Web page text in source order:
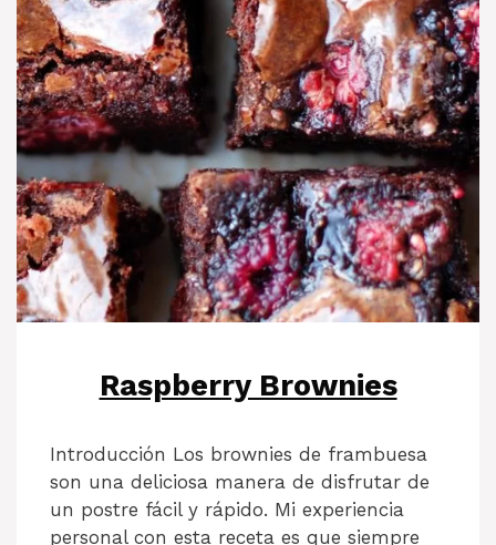
Raspberry Brownies
Introducción Los brownies de frambuesa
son una deliciosa manera de disfrutar de
un postre fácil y rápido. Mi experiencia
personal con esta receta es que siempre